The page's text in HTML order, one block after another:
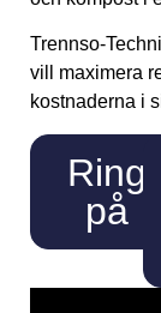
Trennso-
vill maximera
kostnaderna i
Ring
på